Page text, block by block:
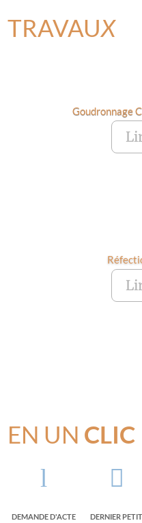
TRAVAUX
Goudronnage
EN UN CLIC
l
DEMANDE D'ACTE

DERNIER PETIT